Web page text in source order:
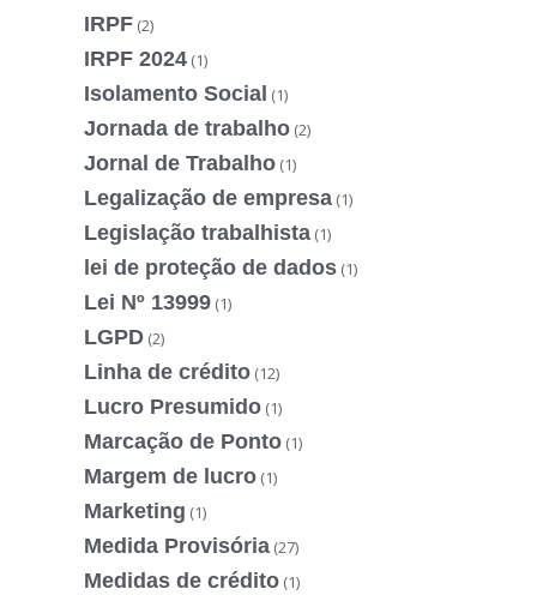
IRPF (2)
IRPF 2024 (1)
Isolamento Social (1)
Jornada de trabalho (2)
Jornal de Trabalho (1)
Legalização de empresa (1)
Legislação trabalhista (1)
lei de proteção de dados (1)
Lei Nº 13999 (1)
LGPD (2)
Linha de crédito (12)
Lucro Presumido (1)
Marcação de Ponto (1)
Margem de lucro (1)
Marketing (1)
Medida Provisória (27)
Medidas de crédito (1)